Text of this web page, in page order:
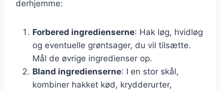
derhjemme:
Forbered ingredienserne: Hak løg, hvidløg
og eventuelle grøntsager, du vil tilsætte.
Mål de øvrige ingredienser op.
Bland ingredienserne: I en stor skål,
kombiner hakket kød, krydderurter,